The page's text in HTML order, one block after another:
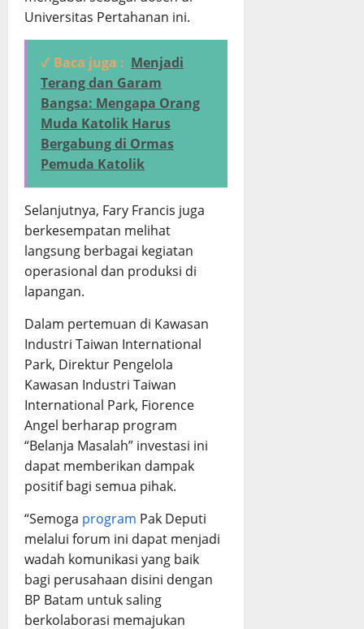
Universitas Pertahanan ini.
✓ Baca juga : Menjadi
Terang dan Garam
Bangsa: Mengapa Orang
Muda Katolik Harus
Bergabung di Ormas
Pemuda Katolik
Selanjutnya, Fary Francis juga
berkesempatan melihat
langsung berbagai kegiatan
operasional dan produksi di
lapangan.
Dalam pertemuan di Kawasan
Industri Taiwan International
Park, Direktur Pengelola
Kawasan Industri Taiwan
International Park, Fiorence
Angel berharap program
“Belanja Masalah” investasi ini
dapat memberikan dampak
positif bagi semua pihak.
“Semoga program Pak Deputi
melalui forum ini dapat menjadi
wadah komunikasi yang baik
bagi perusahaan disini dengan
BP Batam untuk saling
berkolaborasi memajukan